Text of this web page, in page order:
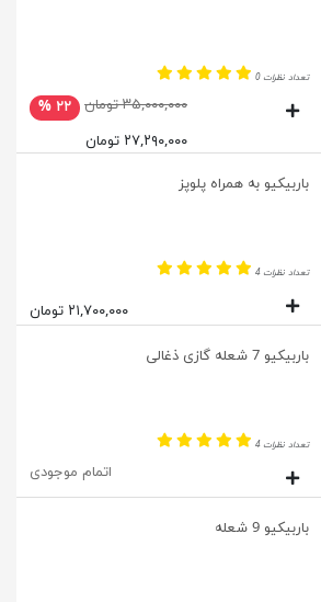
تعداد نظرات 0
۳۵,۰۰۰,۰۰۰ تومان
۲۲ %
۲۷,۲۹۰,۰۰۰ تومان
باربیکیو به همراه پلوپز
تعداد نظرات 4
۲۱,۷۰۰,۰۰۰ تومان
باربیکیو 7 شعله گازی ذغالی
تعداد نظرات 4
اتمام موجودی
باربیکیو 9 شعله